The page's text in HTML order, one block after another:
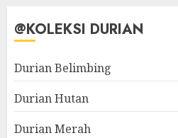
@KOLEKSI DURIAN
Durian Belimbing
Durian Hutan
Durian Merah